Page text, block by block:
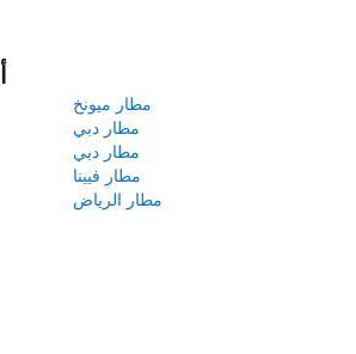
مطار ميونخ
مطار دبي
مطار دبي
مطار فيينا
مطار الرياض